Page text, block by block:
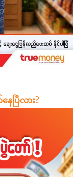
ေပြီလား?